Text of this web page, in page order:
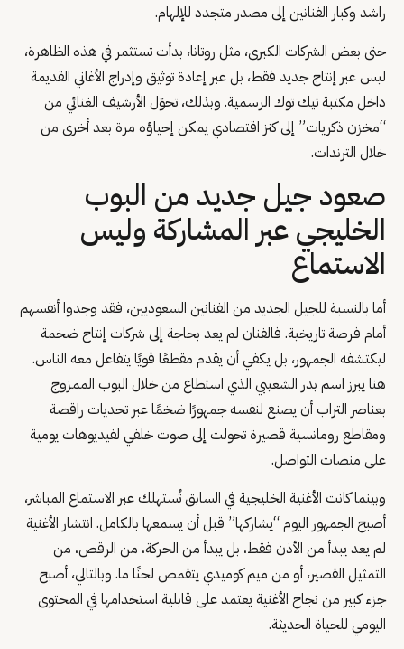
راشد وكبار الفنانين إلى مصدر متجدد للإلهام.
حتى بعض الشركات الكبرى، مثل روتانا، بدأت تستثمر في هذه الظاهرة،
ليس عبر إنتاج جديد فقط، بل عبر إعادة توثيق وإدراج الأغاني القديمة
داخل مكتبة تيك توك الرسمية. وبذلك، تحوّل الأرشيف الغنائي من
“مخزن ذكريات” إلى كنز اقتصادي يمكن إحياؤه مرة بعد أخرى من
خلال الترندات.
صعود جيل جديد من البوب
الخليجي عبر المشاركة وليس
الاستماع
أما بالنسبة للجيل الجديد من الفنانين السعوديين، فقد وجدوا أنفسهم
أمام فرصة تاريخية. فالفنان لم يعد بحاجة إلى شركات إنتاج ضخمة
ليكتشفه الجمهور، بل يكفي أن يقدم مقطعًا قويًا يتفاعل معه الناس.
هنا يبرز اسم بدر الشعيبي الذي استطاع من خلال البوب الممزوج
بعناصر التراب أن يصنع لنفسه جمهورًا ضخمًا عبر تحديات راقصة
ومقاطع رومانسية قصيرة تحولت إلى صوت خلفي لفيديوهات يومية
على منصات التواصل.
وبينما كانت الأغنية الخليجية في السابق تُستهلك عبر الاستماع المباشر،
أصبح الجمهور اليوم “يشاركها” قبل أن يسمعها بالكامل. انتشار الأغنية
لم يعد يبدأ من الأذن فقط، بل يبدأ من الحركة، من الرقص، من
التمثيل القصير، أو من ميم كوميدي يتقمص لحنًا ما. وبالتالي، أصبح
جزء كبير من نجاح الأغنية يعتمد على قابلية استخدامها في المحتوى
اليومي للحياة الحديثة.